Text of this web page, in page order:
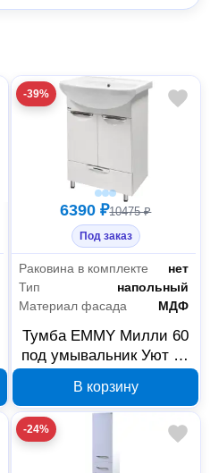
-39%
6390 ₽10475 ₽
Под заказ
Раковина в комплекте
нет
Тип
напольный
Материал фасада
МДФ
Тумба EMMY Милли 60
под умывальник Уют 60
В корзину
-24%